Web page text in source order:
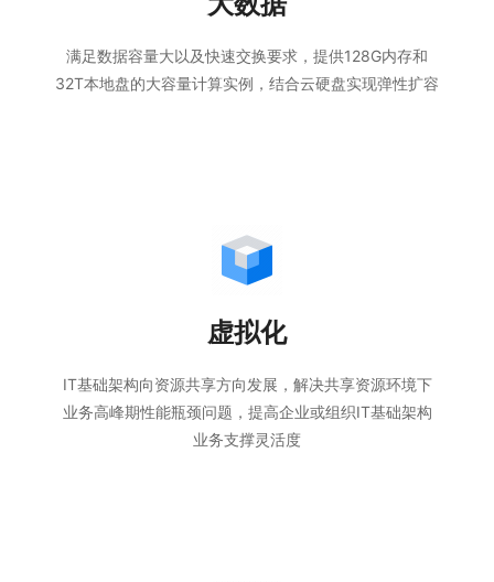
满足数据容量大以及快速交换要求，提供128G内存和
32T本地盘的大容量计算实例，结合云硬盘实现弹性扩容
虚拟化
IT基础架构向资源共享方向发展，解决共享资源环境下
业务高峰期性能瓶颈问题，提高企业或组织IT基础架构
业务支撑灵活度